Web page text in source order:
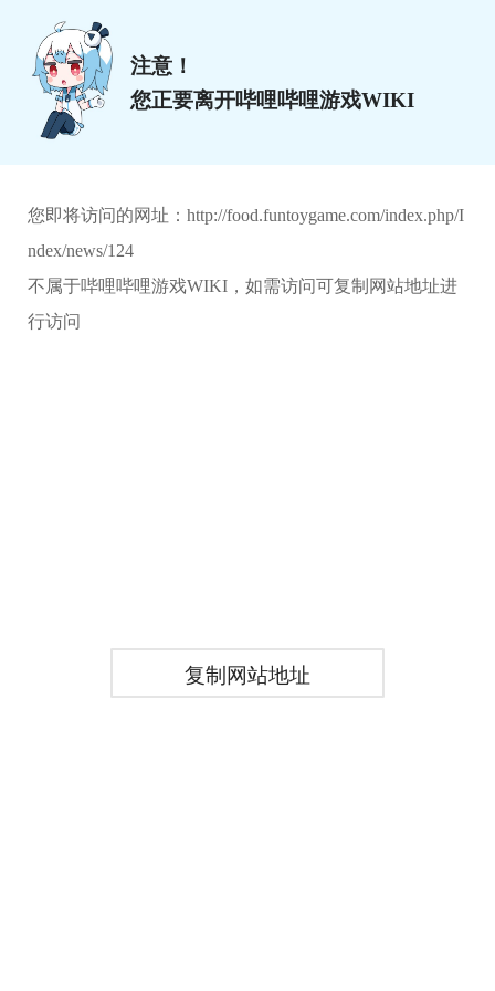
注意！
您正要离开哔哩哔哩游戏WIKI
您即将访问的网址： http://food.funtoygame.com/index.php/I
ndex/news/124
不属于哔哩哔哩游戏WIKI，如需访问可复制网站地址进
行访问
复制网站地址